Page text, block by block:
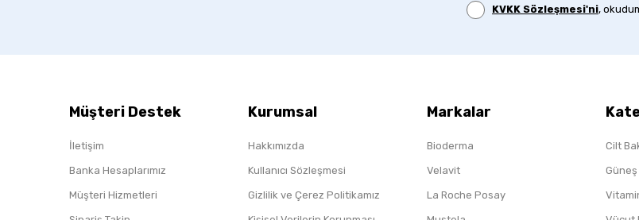
KVKK Sözleşmesi'ni,
Müşteri Destek
İletişim
Banka Hesaplarımız
Müşteri Hizmetleri
Kurumsal
Hakkımızda
Kullanıcı Sözleşmesi
Gizlilik ve Çerez Politikamız
Markalar
Bioderma
Velavit
La Roche Posay
Cilt
Güneş